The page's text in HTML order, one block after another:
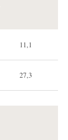
11,1
27,3